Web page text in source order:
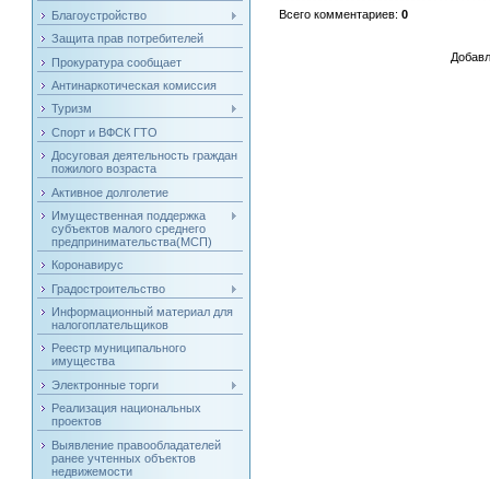
Благоустройство
Защита прав потребителей
Прокуратура сообщает
Антинаркотическая комиссия
Туризм
Спорт и ВФСК ГТО
Досуговая деятельность граждан
пожилого возраста
Активное долголетие
Имущественная поддержка
субъектов малого среднего
предпринимательства(МСП)
Коронавирус
Градостроительство
Информационный материал для
налогоплательщиков
Реестр муниципального
имущества
Электронные торги
Реализация национальных
проектов
Выявление правообладателей
ранее учтенных объектов
недвижемости
Всего комментариев:0